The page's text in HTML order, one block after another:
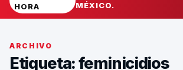
HORA
MÉXICO.
ARCHIVO
Etiqueta:feminicidios